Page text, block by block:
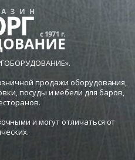
продажи оборудования,
посуды и мебели для баров,
и могут отличаться от